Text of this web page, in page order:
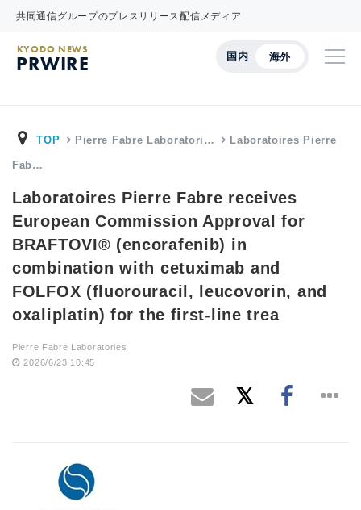
共同通信グループのプレスリリース配信メディア
国内 海外
KYODO NEWS
PRWIRE
TOP Pierre Fabre Laboratori… Laboratoires Pierre
Fab…
Laboratoires Pierre Fabre receives
European Commission Approval for
BRAFTOVI® (encorafenib) in
combination with cetuximab and
FOLFOX (fluorouracil, leucovorin, and
oxaliplatin) for the first-line trea
Pierre Fabre Laboratories
2026/6/23 10:45